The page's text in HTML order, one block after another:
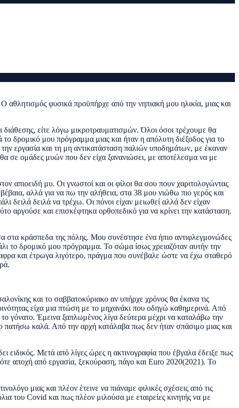
φυσικά προϋπήρχε από την νηπιακή μου ηλικία, μιας και
διάθεσης, είτε λόγω μικροτραυματισμών. Όλοι όσοι τρέχουμε θα
δρομικό μου πρόγραμμα μιας και ήταν η απόλυτη διέξοδος για το
εργασία και τη μη αντικατάσταση παλιών υποδημάτων, με έκαναν
σε ομάδες μυών που δεν είχα ξανανιώσει, με αποτέλεσμα να με
απιοειδή μυ. Οι γνωστοί και οι φίλοι θα σου πουν χαριτολογώντας
αλλά για να πω την αλήθεια, στα 38 μου νιώθω πιο γερός και
δειλά δειλά να τρέχω. Οι πόνοι είχαν μειωθεί αλλά δεν είχαν
αργούσε και επισκέφτηκα ορθοπεδικό για να κρίνει την κατάσταση.
στα κράσπεδα της πόλης. Μου συνέστησε ένα ήπιο αντιφλεγμονώδες
το δρομικό μου πρόγραμμα. Το σώμα ίσως χρειαζόταν αυτήν την
και έτρωγα λιγότερο, πράγμα που συνέβαλε ώστε να έχω σταθερό
και το σαββατοκύριακο αν υπήρχε χρόνος θα έκανα τις
είχα μια πτώση με το μηχανάκι που οδηγώ καθημερινά. Από
γόνατο. Έμεινα ξαπλωμένος λίγα δεύτερα μέχρι να καταλάβω την
καλά. Από την αρχή κατάλαβα πως δεν ήταν σπάσιμο μιας και
ειδικός. Μετά από λίγες ώρες η ακτινογραφία που έβγαλα έδειξε πως
αποχή από εργασία, ξεκούραση, πάγο και Euro 2020(2021). Το
μιας και πλέον έτεινε να πιάναμε φιλικές σχέσεις από τις
του Covid και πως πλέον μιλούσα με εταιρείες κινητής να με